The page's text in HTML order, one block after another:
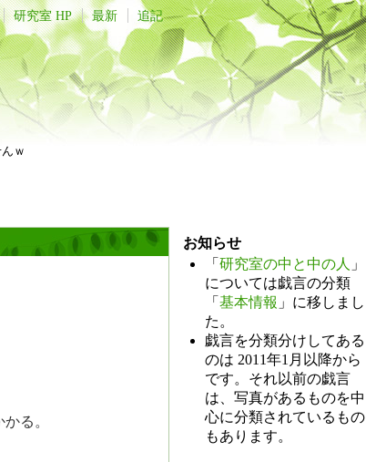
研究室 HP 最新 追記
ｗ
る。
お知らせ
「 研究室の中と中の人 」
については戯言の分類
「 基本情報 」に移しまし
た。
戯言を分類分けしてある
のは 2011年1月以降から
です。それ以前の戯言
は、写真があるものを中
心に分類されているもの
もあります。